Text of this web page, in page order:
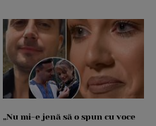
„Nu mi-e jenă să o spun cu voce